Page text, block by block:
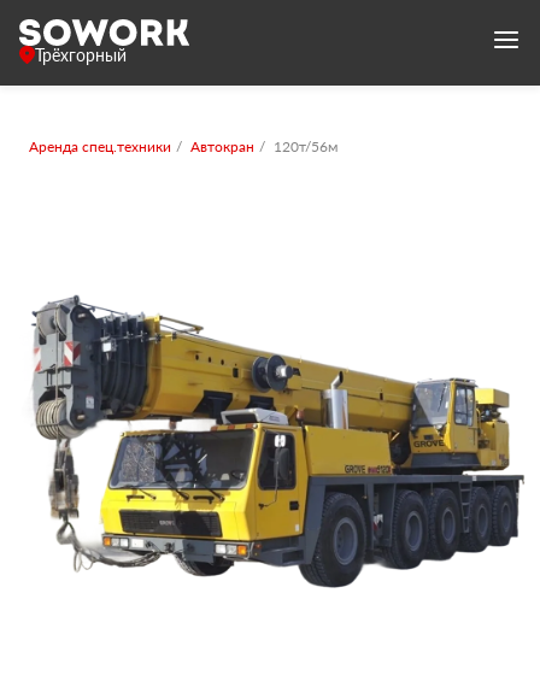
Трёхгорный
Аренда спец.техники Автокран 120т/56м